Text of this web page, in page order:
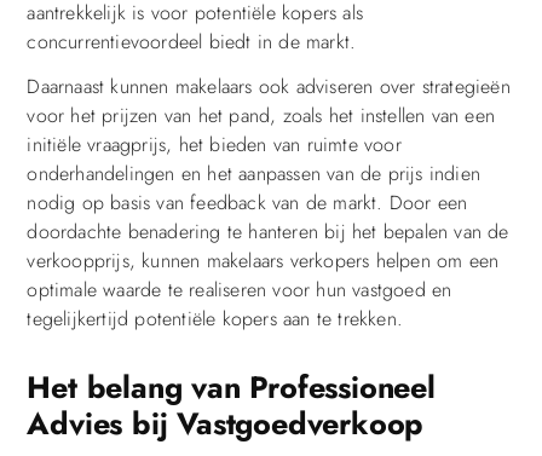
aantrekkelijk is voor potentiële kopers als
concurrentievoordeel biedt in de markt.
Daarnaast kunnen makelaars ook adviseren over strategieën
voor het prijzen van het pand, zoals het instellen van een
initiële vraagprijs, het bieden van ruimte voor
onderhandelingen en het aanpassen van de prijs indien
nodig op basis van feedback van de markt. Door een
doordachte benadering te hanteren bij het bepalen van de
verkoopprijs, kunnen makelaars verkopers helpen om een
optimale waarde te realiseren voor hun vastgoed en
tegelijkertijd potentiële kopers aan te trekken.
Het belang van Professioneel
Advies bij Vastgoedverkoop